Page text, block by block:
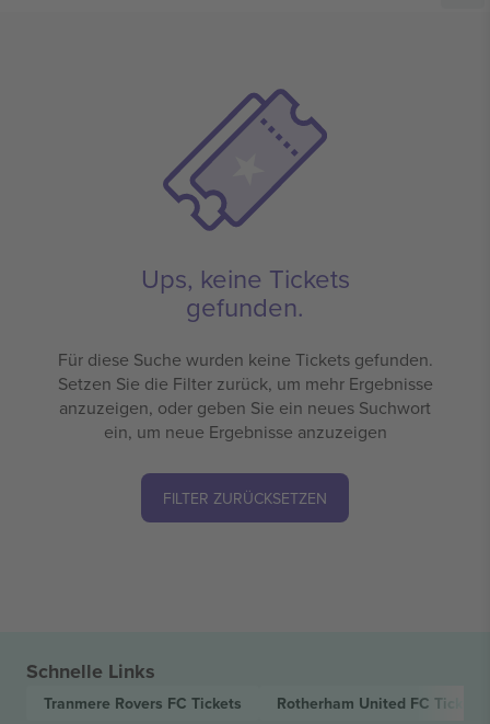
Ups, keine Tickets
gefunden.
Für diese Suche wurden keine Tickets gefunden.
Setzen Sie die Filter zurück, um mehr Ergebnisse
anzuzeigen, oder geben Sie ein neues Suchwort
ein, um neue Ergebnisse anzuzeigen
FILTER ZURÜCKSETZEN
Schnelle Links
Tranmere Rovers FC Tickets Rotherham United FC Tickets